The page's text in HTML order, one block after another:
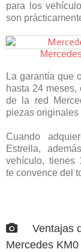
para los
son
La garantía que
hasta 24 meses,
de la red
piezas originales
Cuando
Estrella,
vehículo,
te convence del
Ventajas
Mercedes